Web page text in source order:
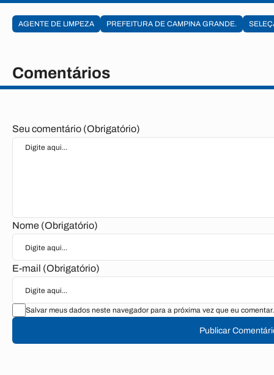
AGENTE DE LIMPEZA PREFEITURA DE CAMPINA GRANDE.
Comentários
Seu comentário (Obrigatório)
Nome (Obrigatório)
E-mail (Obrigatório)
Salvar meus dados neste navegador para a próxima vez que eu comentar.
Publicar